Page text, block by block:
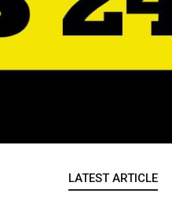
LATEST ARTICLE